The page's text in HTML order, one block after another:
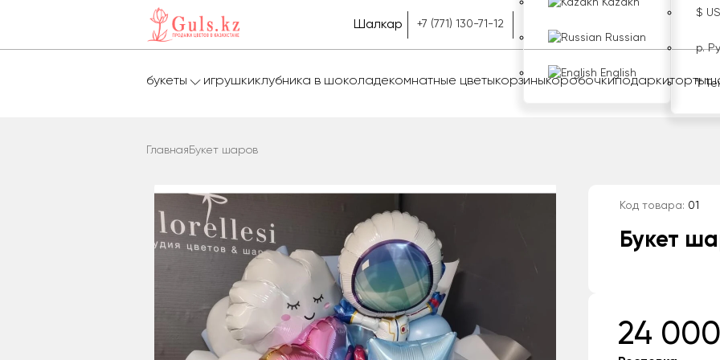
Шалкар +7 (771) 130-71-12
Kazakh
Russian
English
$
р.
₸
букеты игрушкиклубника в шоколадекомнатные цветыкорзиныкоробочкиподаркиторты
Главная Букет шаров
Код товара: 01
Букет
24